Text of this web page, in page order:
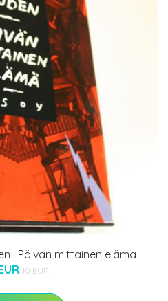
: Päivän mittainen elämä
10 EUR